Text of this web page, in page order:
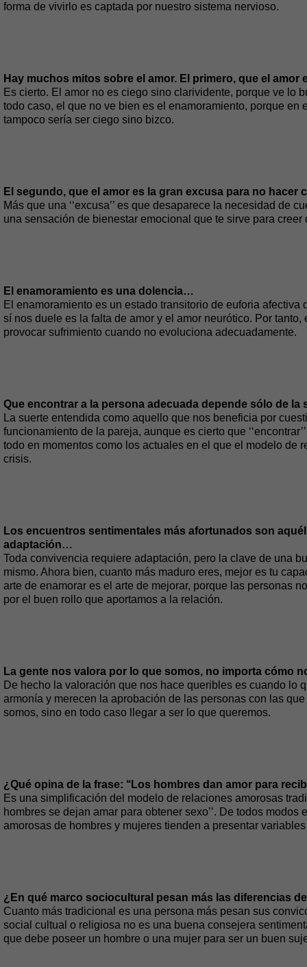
forma de vivirlo es captada por nuestro sistema nervioso.
Hay muchos mitos sobre el amor. El primero, que el amor
Es cierto. El amor no es ciego sino clarividente, porque ve lo
todo caso, el que no ve bien es el enamoramiento, porque
tampoco sería ser ciego sino bizco.
El segundo, que el amor es la gran excusa para no
Más que una ‘‘excusa’’ es que desaparece la necesidad de
una sensación de bienestar emocional que te sirve para
El enamoramiento es una dolencia…
El enamoramiento es un estado transitorio de euforia
sí nos duele es la falta de amor y el amor neurótico. Por
provocar sufrimiento cuando no evoluciona adecuadamente.
Que encontrar a la persona adecuada depende sólo de la
La suerte entendida como aquello que nos beneficia por
funcionamiento de la pareja, aunque es cierto que
todo en momentos como los actuales en el que el modelo de
crisis.
Los encuentros sentimentales más afortunados son
adaptación…
Toda convivencia requiere adaptación, pero la clave de una
mismo. Ahora bien, cuanto más maduro eres, mejor es tu
arte de enamorar es el arte de mejorar, porque las personas
por el buen rollo que aportamos a la relación.
La gente nos valora por lo que somos, no importa cómo
De hecho la valoración que nos hace queribles es cuando lo
armonía y merecen la aprobación de las personas con las
somos, sino en todo caso llegar a ser lo que queremos.
¿Qué opina de la frase: ‘‘Los hombres dan amor para
Es una simplificación del modelo de relaciones amorosas
hombres se dejan amar para obtener sexo’’. De todos
amorosas de hombres y mujeres tienden a presentar
¿En qué marco sociocultural pesan más las diferencias
Cuanto más tradicional es una persona más pesan sus
social cultual o religiosa no es una buena consejera
que debe poseer un hombre o una mujer para ser un buen